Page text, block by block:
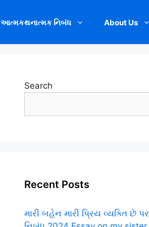
આત્મકથનાત્મક નિબંધ About Us
Search
Recent Posts
મારી બહેન મારી પ્રિય વ્યક્તિ છે પર